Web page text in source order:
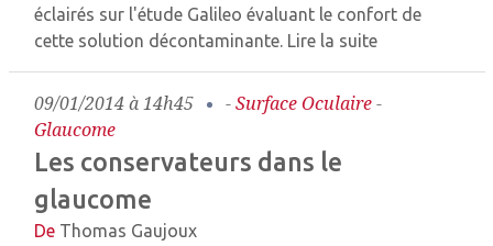
éclairés sur l'étude Galileo évaluant le confort de
cette solution décontaminante. Lire la suite
09/01/2014 à 14h45 -Surface Oculaire-
Glaucome
Les conservateurs dans le
glaucome
De Thomas Gaujoux